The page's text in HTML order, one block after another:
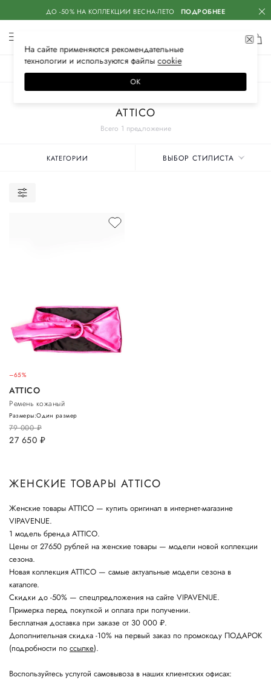
ДО -50% НА КОЛЛЕКЦИИ ВЕСНА-ЛЕТО ПОДРОБНЕЕ
Всего 1 предложение
ATTICO
КАТЕГОРИИ ВЫБОР СТИЛИСТА
–65%
ATTICO
Ремень кожаный
79 000руб.
27 650 руб.
Размеры:Один размер
ЖЕНСКИЕ ТОВАРЫ ATTICO
Женские товары ATTICO — купить оригинал в интернет-магазине
VIPAVENUE.
1 модель бренда ATTICO.
Цены от 27650 рублей на женские товары — модели новой коллекции
сезона.
Новая коллекция ATTICO — самые актуальные модели сезона в
каталоге.
Скидки до -50% — спецпредложения на сайте VIPAVENUE.
Примерка перед покупкой и оплата при получении.
Бесплатная доставка при заказе от 30 000 ₽.
Дополнительная скидка -10% на первый заказ по промокоду ПОДАРОК
(подробности по ссылке).
Воспользуйтесь услугой самовывоза в наших клиентских офисах:
На сайте применяются рекомендательные
технологии и используются файлысооkiе
ОК